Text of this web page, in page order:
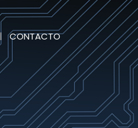
CONTACTO